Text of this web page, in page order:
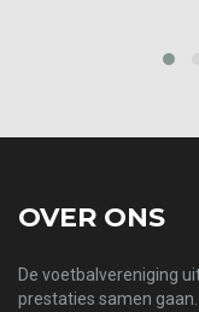
OVER ONS
De voetbalvereniging
prestaties samen